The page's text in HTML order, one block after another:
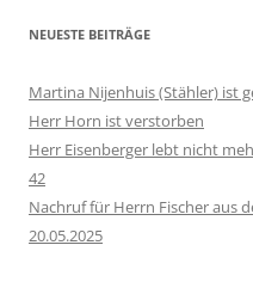
NEUESTE BEITRÄGE
Martina Nijenhuis (Stähler) ist
Herr Horn ist verstorben
Herr Eisenberger lebt nicht
42
Nachruf für Herrn Fischer aus
20.05.2025